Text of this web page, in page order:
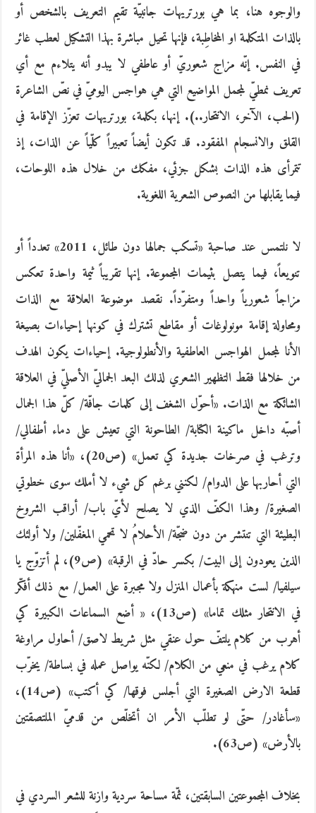
والوجوه هنا، بما هي بورتريهات جانبيّة تقيم التعريف بالشخص أو
بالذات المتكلمة او المخاطِبة، فإنها تحيل مباشرة بهذا التشكيل لعطب غائر
في النفس. إنّه مزاج شعوريّ أو عاطفي لا يبدو أنه يتلاءم مع أي
تعريف نمطيّ لمجمل المواضيع التي هي هواجس اليوميّ في نصّ الشاعرة
(الحب، الآخر، الانتحار..). إنها، بكلمة، بورتريهات تعزّز الإقامة في
القلق والانسجام المفقود. قد تكون أيضاً تعبيراً كلّياً عن الذات، إذ
تتمرأى هذه الذات بشكل جزئي، مفكك من خلال هذه اللوحات،
فيما يقابلها من النصوص الشعرية اللغوية.
لا نلتمس عند صاحبة «تسكب جمالها دون طائل، 2011» تعدداً أو
تنويعاً، فيما يتصل بثيمات المجموعة. إنها تقريباً ثيمة واحدة تعكس
مزاجاً شعورياً واحداً ومتفرّداً. نقصد موضوعة العلاقة مع الذات
ومحاولة إقامة مونولوغات أو مقاطع تشترك في كونها إحياءات بصيغة
الأنا لمجمل الهواجس العاطفية والأنطولوجية. إحياءات يكون الهدف
من خلالها فقط التظهير الشعري لذلك البعد الجماليّ الأصليّ في العلاقة
الشائكة مع الذات. «أحوّل الشغف إلى كلمات جافّة/ كلّ هذا الجمال
أصبّه داخل ماكينة الكتابة/ الطاحونة التي تعيش على دماء أطفالي/
وترغب في صرخات جديدة كي تعمل» (ص20)، «أنا هذه المرأة
التي أحاربها على الدوام/ لكنني برغم كل شيء لا أملك سوى خطوتي
الصغيرة/ وهذا الكفّ الذي لا يصلح لأيّ باب/ أراقب الشروخ
البطيئة التي تنتشر من دون ضجّة/ الأحلامُ لا تحمي المغفّلين/ ولا أولئك
الذين يعودون إلى البيت/ بكسر حادّ في الرقبة» (ص9)، لم أتزوّج يا
سيلفيا/ لست منهكة بأعمال المنزل ولا مجبرة على العمل/ مع ذلك أفكّر
في الانتحار مثلك تماما» (ص13)، « أضع السماعات الكبيرة كي
أهرب من كلام يلتفّ حول عنقي مثل شريط لاصق/ أحاول مراوغة
كلام يرغب في منعي من الكلام/ لكنّه يواصل عمله في بساطة/ يخرّب
قطعة الارض الصغيرة التي أجلس فوقها/ كي أكتب» (ص14)،
«سأغادر/ حتّى لو تطلّب الأمر ان أتخلّص من قدميّ الملتصقتين
بالأرض» (ص63).
بخلاف المجموعتين السابقتين، ثمّة مساحة سردية وازنة للشعر السردي في